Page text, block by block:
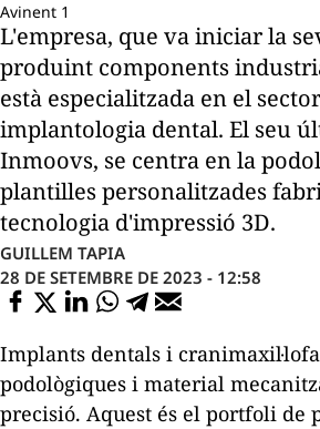
Avinent 1
L'empresa, que va iniciar la
produint components
està especialitzada en el
implantologia dental. El seu
Inmoovs, se centra en la
plantilles personalitzades
tecnologia d'impressió 3D.
GUILLEM TAPIA
28 DE SETEMBRE DE 2023 - 12:58
Implants dentals i
podològiques i material
precisió. Aquest és el portfoli de